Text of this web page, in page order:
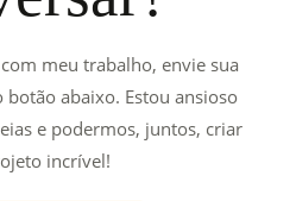
meu trabalho, envie sua
botão abaixo. Estou ansioso
e podermos, juntos, criar
incrível!